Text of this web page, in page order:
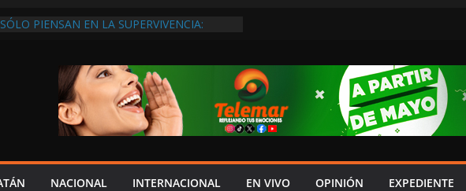
PIENSAN EN LA SUPERVIVENCIA:
REHABILITAR EL CAMINO #LA
DEL NORTE
A CAMPAMENTOS TORTUGUEROS,
LAYDA SE “LEVANTA LA CORBATA” PARA
APOYA A LA ECOLOGÍA: COSGAYA
VERGÜENZA!
EN CAMPECHE Y NADIE
NACIONAL INTERNACIONAL EN VIVO OPINIÓN EXPEDIENTE